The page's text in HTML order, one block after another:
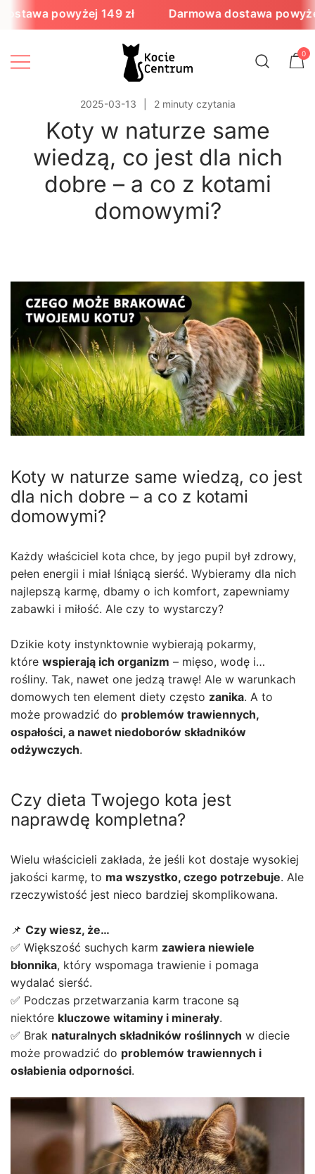
powyżej 149 zł Darmowa dostawa powyżej
KocieCentrum.pl
0
2025-03-13 2 minuty czytania
Koty w naturze same
wiedzą, co jest dla nich
dobre – a co z kotami
domowymi?
Koty w naturze same wiedzą, co jest
dla nich dobre – a co z kotami
domowymi?
Każdy właściciel kota chce, by jego pupil był zdrowy,
pełen energii i miał lśniącą sierść. Wybieramy dla nich
najlepszą karmę, dbamy o ich komfort, zapewniamy
zabawki i miłość. Ale czy to wystarczy?
Dzikie koty instynktownie wybierają pokarmy,
które wspierają ich organizm – mięso, wodę i…
rośliny. Tak, nawet one jedzą trawę! Ale w warunkach
domowych ten element diety często zanika. A to
może prowadzić do problemów trawiennych,
ospałości, a nawet niedoborów składników
odżywczych.
Czy dieta Twojego kota jest
naprawdę kompletna?
Wielu właścicieli zakłada, że jeśli kot dostaje wysokiej
jakości karmę, to ma wszystko, czego potrzebuje. Ale
rzeczywistość jest nieco bardziej skomplikowana.
📌 Czy wiesz, że…
✅ Większość suchych karm zawiera niewiele
błonnika, który wspomaga trawienie i pomaga
wydalać sierść.
✅ Podczas przetwarzania karm tracone są
niektóre kluczowe witaminy i minerały.
✅ Brak naturalnych składników roślinnych w diecie
może prowadzić do problemów trawiennych i
osłabienia odporności.